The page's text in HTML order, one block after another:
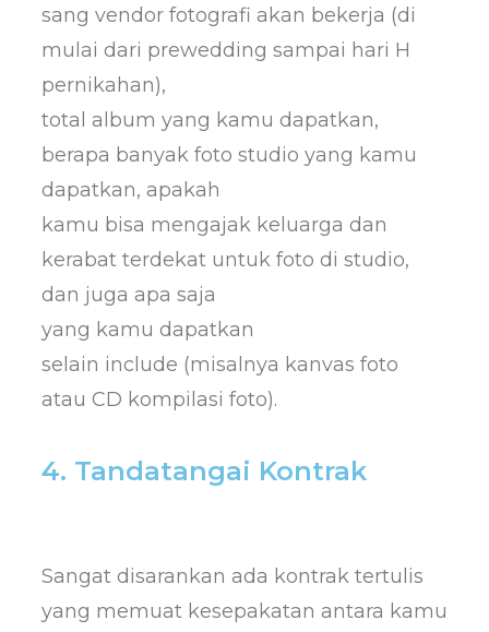
sang vendor fotografi akan bekerja (di
mulai dari prewedding sampai hari H
pernikahan),
total album yang kamu dapatkan,
berapa banyak foto studio yang kamu
dapatkan, apakah
kamu bisa mengajak keluarga dan
kerabat terdekat untuk foto di studio,
dan juga apa saja
yang kamu dapatkan
selain include (misalnya kanvas foto
atau CD kompilasi foto).
4. Tandatangai Kontrak
Sangat disarankan ada kontrak tertulis
yang memuat kesepakatan antara kamu